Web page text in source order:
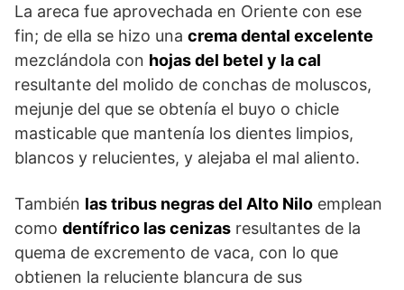
La areca fue aprovechada en Oriente con ese
fin; de ella se hizo una crema dental excelente
mezclándola con hojas del betel y la cal
resultante del molido de conchas de moluscos,
mejunje del que se obtenía el buyo o chicle
masticable que mantenía los dientes limpios,
blancos y relucientes, y alejaba el mal aliento.
También las tribus negras del Alto Nilo emplean
como dentífrico las cenizas resultantes de la
quema de excremento de vaca, con lo que
obtienen la reluciente blancura de sus